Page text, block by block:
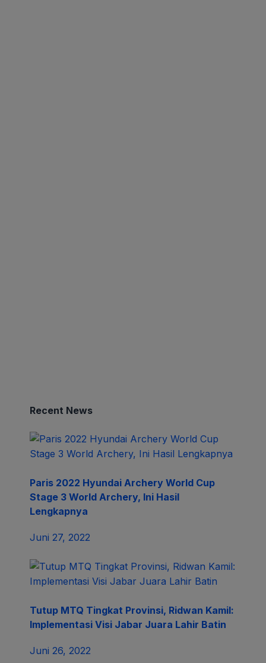
Pemprov Jabar Kembali Selenggarakan
Seleksi PNS Berprestasi
Juni 26, 2022
Narkoba Internasional di Purwakarta
Trending